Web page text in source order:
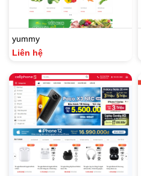
yummy
Liên hệ